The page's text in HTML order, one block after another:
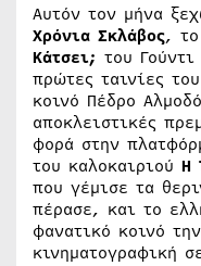
Αυτόν τον μήνα
Χρόνια Σκλάβος, το
Κάτσει; του
πρώτες ταινίες
κοινό Πέδρο
αποκλειστικές
φορά στην
του καλοκαιριού Η
που γέμισε τα
πέρασε, και το
φανατικό κοινό
κινηματογραφική